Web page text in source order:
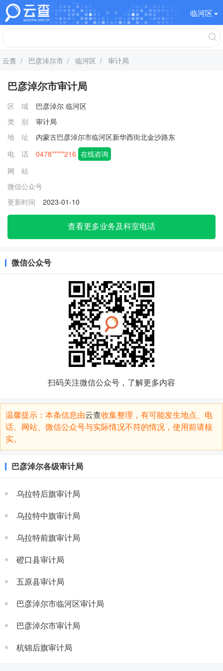
临河区
云查 / 巴彦淖尔市 / 临河区 / 审计局
巴彦淖尔市审计局
区 域 巴彦淖尔 临河区
类 别
审计局
地 址
内蒙古巴彦淖尔市临河区新华西街北金沙路东
电 话
0478*****216 在线咨询
网 站
微信公众号
更新时间
2023-01-10
查看更多业务及科室电话
微信公众号
扫码关注微信公众号，了解更多内容
温馨提示：本条信息由云查收集整理，有可能发生地点、电
话、网站、微信公众号与实际情况不符的情况，使用前请核
实。
巴彦淖尔各级审计局
乌拉特后旗审计局
乌拉特中旗审计局
乌拉特前旗审计局
磴口县审计局
五原县审计局
巴彦淖尔市临河区审计局
巴彦淖尔市审计局
杭锦后旗审计局